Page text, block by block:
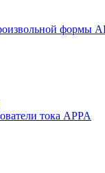
формы
тока APPA